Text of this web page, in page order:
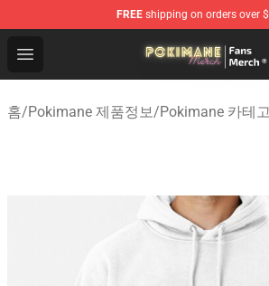
FREE shipping on orders over
Open menu
Pokimane Store - Official
홈/Pokimane 제품정보/Pokimane 카테